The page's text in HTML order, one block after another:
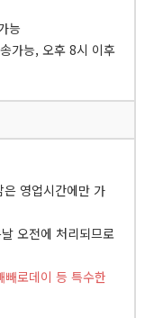
능
가능, 오후 8시 이후
영업시간에만 가
오전에 처리되므로
로데이 등 특수한